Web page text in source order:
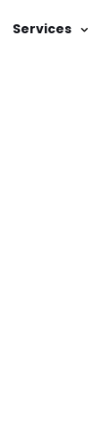
Services